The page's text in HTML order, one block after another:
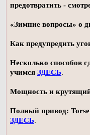
предотвратить -
«Зимние вопросы» о
Как предупредить
Несколько способов
учимся ЗДЕСЬ.
Мощность и
Полный привод:
ЗДЕСЬ.